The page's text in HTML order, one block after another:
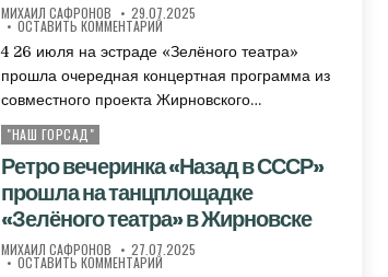
АВТОР:
МИХАИЛ САФРОНОВ ДАТА ПУБЛИКАЦИИ:
29.07.2025
ОСТАВИТЬ КОММЕНТАРИЙК НА ЛЕТНЕЙ ЭСТРАДЕ «ЗЕЛЁНОГО
4 26 июля на эстраде «Зелёного театра»
прошла очередная концертная программа из
совместного проекта Жирновского…
Опубликовано в
"НАШ ГОРСАД"
Ретро вечеринка «Назад в СССР»
прошла на танцплощадке
«Зелёного театра» в Жирновске
АВТОР:
МИХАИЛ САФРОНОВ ДАТА ПУБЛИКАЦИИ:
27.07.2025
ОСТАВИТЬ КОММЕНТАРИЙК РЕТРО ВЕЧЕРИНКА «НАЗАД В СССР»